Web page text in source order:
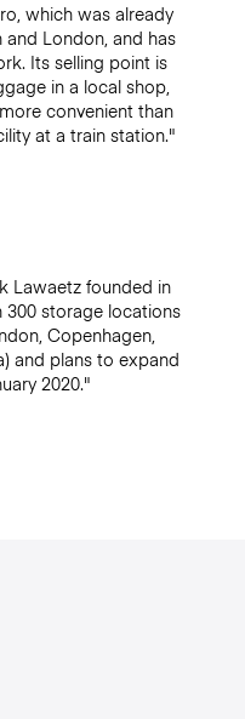
which was already
London, and has
Its selling point is
in a local shop,
convenient than
at a train station."
Lawaetz founded in
300 storage locations
Copenhagen,
and plans to expand
2020."